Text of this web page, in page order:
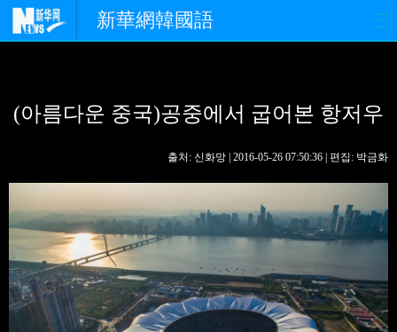
新華網韓國語
경제 사회 포토
핫 TV 문화
오피니언
생생 중국어
(아름다운 중국)공중에서 굽어본 항저우
출처: 신화망 | 2016-05-26 07:50:36 | 편집: 박금화